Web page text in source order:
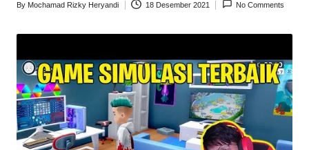
Posted
By Mochamad Rizky Heryandi 18 Desember 2021 No Comments